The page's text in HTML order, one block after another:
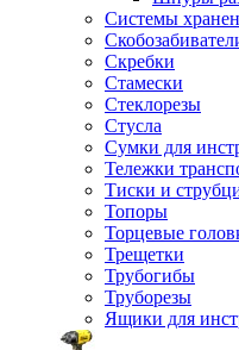
Системы
Скребки
Стамески
Стеклорезы
Стусла
Сумки для
Тележки
Тиски и
Топоры
Торцевые
Трещетки
Трубогибы
Труборезы
Ящики для